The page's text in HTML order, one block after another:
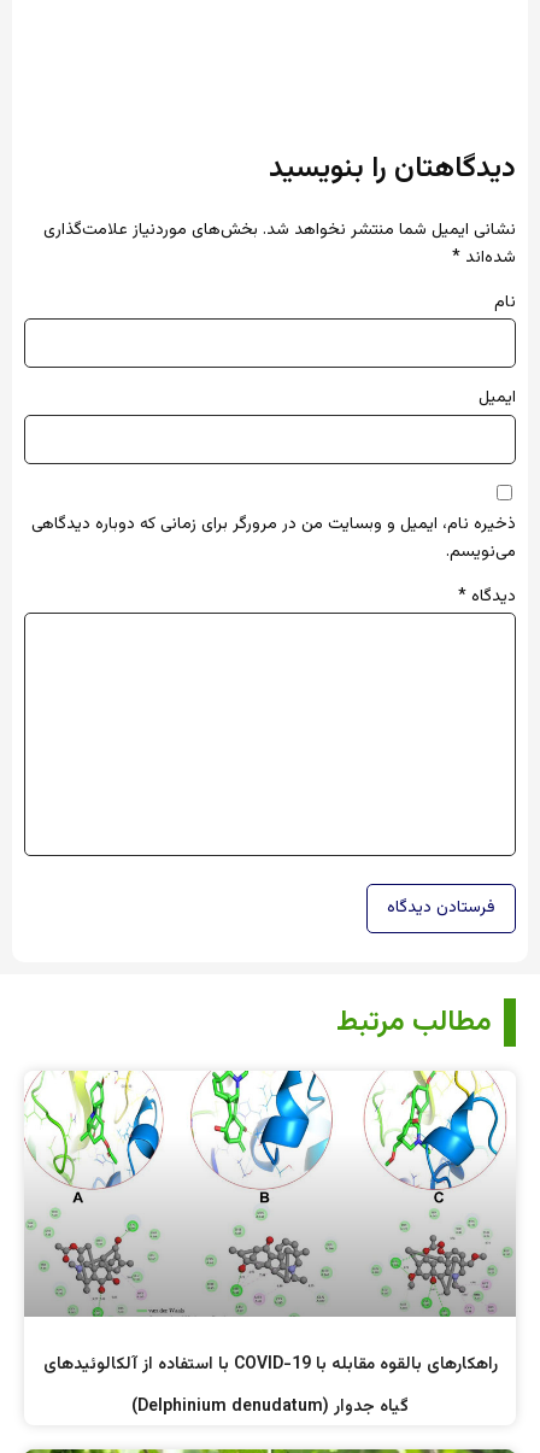
دیدگاهتان را بنویسید
نشانی ایمیل شما منتشر نخواهد شد. بخش‌های موردنیاز علامت‌گذاری
شده‌اند *
نام
ایمیل
ذخیره نام، ایمیل و وبسایت من در مرورگر برای زمانی که دوباره دیدگاهی
می‌نویسم.
دیدگاه*
مطالب مرتبط
راهکارهای بالقوه مقابله با COVID-19 با استفاده از آلکالوئیدهای
گیاه جدوار (Delphinium denudatum)